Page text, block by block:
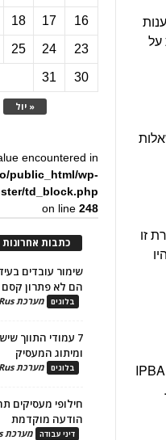
על
זו
חברים בלשכת עורכי הדין בישראל, בארגון AILA (עורכי דין לענייני הגירה – ארה"ב), ארגון ה IPBA
« יול
16
17
18
23
24
25
30
31
encountered in
public_html/wp-
td_block.php
on line248
כתבות אחרונות
הם לא פתרון קסם
בלוגים מערכת HRus
7 עמודי התווך
ומיתוג המעסיק
בלוגים מערכת HRus
חילופי מעסיקים
הודעה מוקדמת
דיני עבודה מערכת HRus